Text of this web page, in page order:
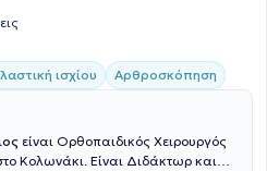
ισχίου Αρθροσκόπηση
είναι Ορθοπαιδικός Χειρουργός
Κολωνάκι. Είναι Διδάκτωρ και